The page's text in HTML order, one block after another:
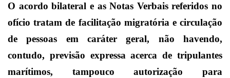
O acordo bilateral e as Notas Verbais referidos no
ofício tratam de facilitação migratória e circulação
de pessoas em caráter geral, não havendo,
contudo, previsão expressa acerca de tripulantes
marítimos, tampouco autorização para